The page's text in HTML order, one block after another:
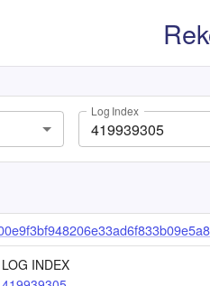
Log Index
LOG INDEX